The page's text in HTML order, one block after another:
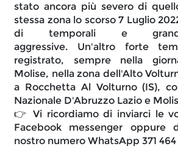
stato ancora più severo di
stessa zona lo scorso 7 Luglio
di temporali e
aggressive. Un'altro forte
registrato, sempre nella
Molise, nella zona dell'Alto
a Rocchetta Al Volturno (IS),
Nazionale D'Abruzzo Lazio e
👉 Vi ricordiamo di inviarci le
Facebook messenger oppure
nostro numero WhatsApp 371 464